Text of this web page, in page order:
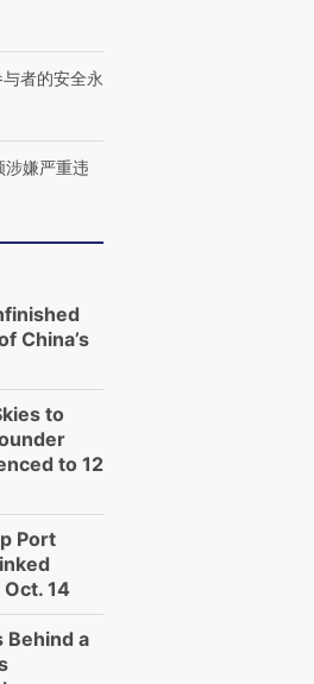
者的安全永
涉嫌严重违
China’s
to
to 12
Port
14
Behind a